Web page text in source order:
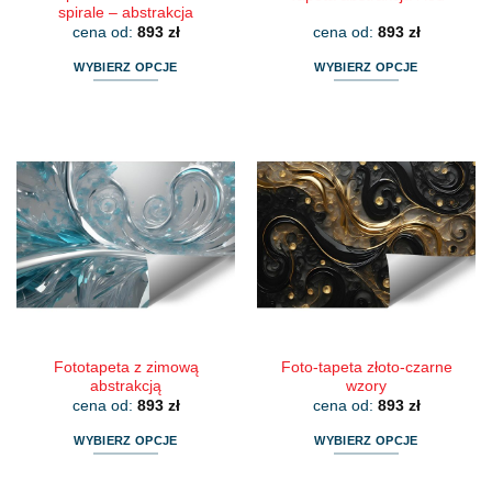
spirale – abstrakcja
cena od: 893 zł
WYBIERZ OPCJE
wiele
wariantów.
Opcje
można
wybrać
na
stronie
cena od: 893 zł
WYBIERZ OPCJE
wiele
wariantów.
Opcje
można
wybrać
na
stronie
Fototapeta z zimową
abstrakcją
cena od: 893 zł
WYBIERZ OPCJE
Foto-tapeta złoto-czarne
wzory
cena od: 893 zł
WYBIERZ OPCJE